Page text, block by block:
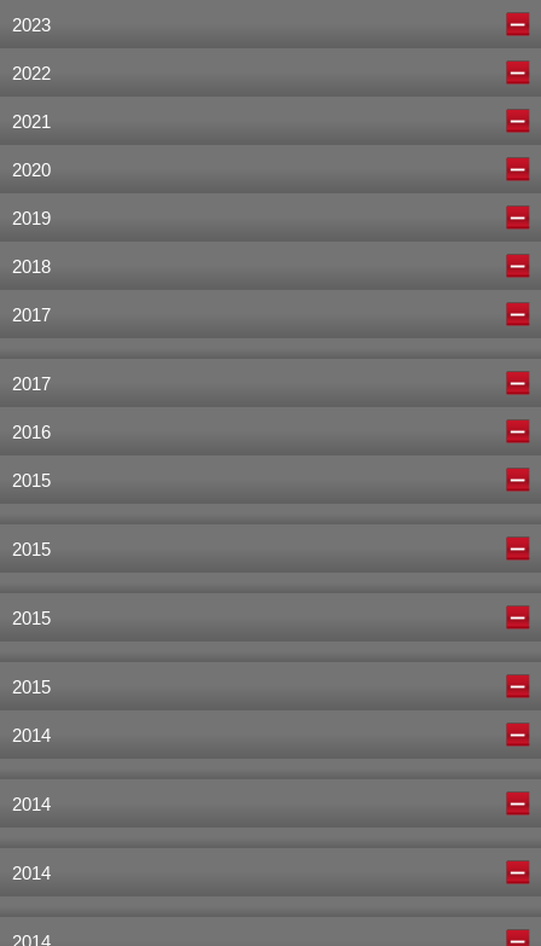
2023
2022
2021
2020
2019
2018
2017
2017
2016
2015
2015
2015
2015
2014
2014
2014